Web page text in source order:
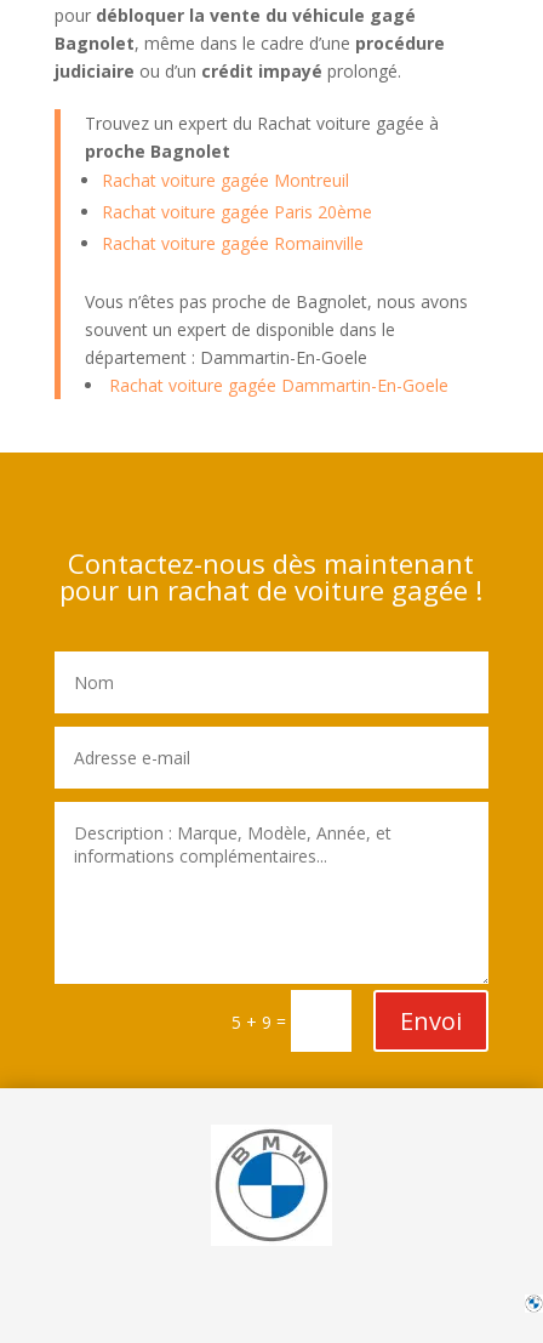
pour débloquer la vente du véhicule gagé
Bagnolet, même dans le cadre d’une procédure
judiciaire ou d’un crédit impayé prolongé.
Trouvez un expert du Rachat voiture gagée à
proche Bagnolet
Rachat voiture gagée Montreuil
Rachat voiture gagée Paris 20ème
Rachat voiture gagée Romainville
Vous n’êtes pas proche de Bagnolet, nous avons
souvent un expert de disponible dans le
département : Dammartin-En-Goele
Rachat voiture gagée Dammartin-En-Goele
Contactez-nous dès maintenant
pour un rachat de voiture gagée !
5 + 9 = Envoi